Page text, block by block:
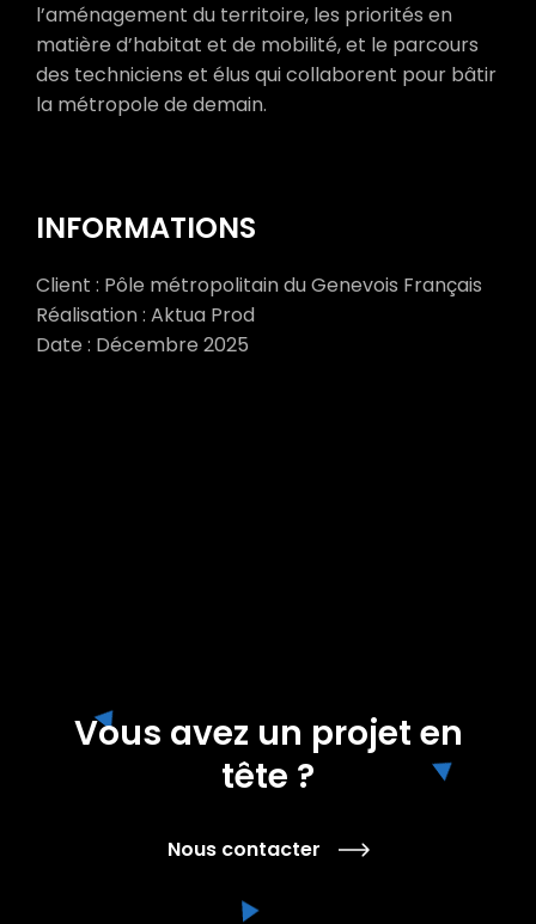
l’aménagement du territoire, les priorités en
matière d’habitat et de mobilité, et le parcours
des techniciens et élus qui collaborent pour bâtir
la métropole de demain.
INFORMATIONS
Client : Pôle métropolitain du Genevois Français
Réalisation : Aktua Prod
Date : Décembre 2025
Vous avez un projet en
tête ?
Nous contacter